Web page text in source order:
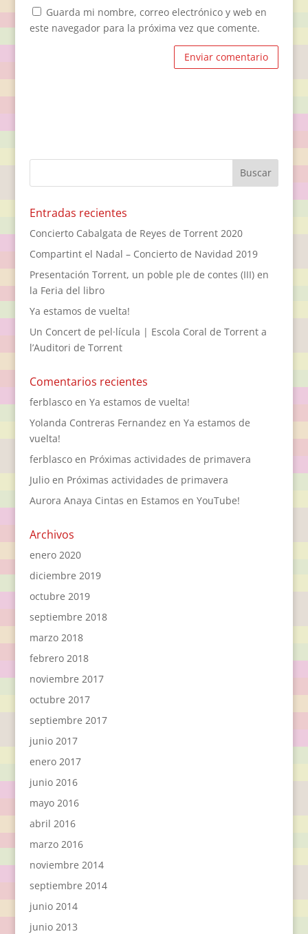
Guarda mi nombre, correo electrónico y web en
este navegador para la próxima vez que comente.
Entradas recientes
Concierto Cabalgata de Reyes de Torrent 2020
Compartint el Nadal – Concierto de Navidad 2019
Presentación Torrent, un poble ple de contes (III) en
la Feria del libro
Ya estamos de vuelta!
Un Concert de pel·lícula | Escola Coral de Torrent a
l’Auditori de Torrent
Comentarios recientes
ferblascoen Ya estamos de vuelta!
Yolanda Contreras Fernandez en Ya estamos de
vuelta!
ferblascoen Próximas actividades de primavera
Julioen Próximas actividades de primavera
Aurora Anaya Cintas en Estamos en YouTube!
Archivos
enero 2020
diciembre 2019
octubre 2019
septiembre 2018
marzo 2018
febrero 2018
noviembre 2017
octubre 2017
septiembre 2017
junio 2017
enero 2017
junio 2016
mayo 2016
abril 2016
marzo 2016
noviembre 2014
septiembre 2014
junio 2014
junio 2013